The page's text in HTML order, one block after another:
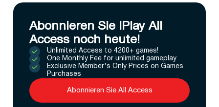
Abonnieren Sie IPlay All
Access noch heute!
Unlimited Access to 4200+ games!
One Monthly Fee for unlimited gameplay
Exclusive Member's Only Prices on Games
Purchases
Abonnieren Sie All Access